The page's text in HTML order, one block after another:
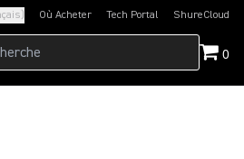
Où Acheter Tech Portal
(Opens in a new tab)ShureCloud
(Opens in a new
0